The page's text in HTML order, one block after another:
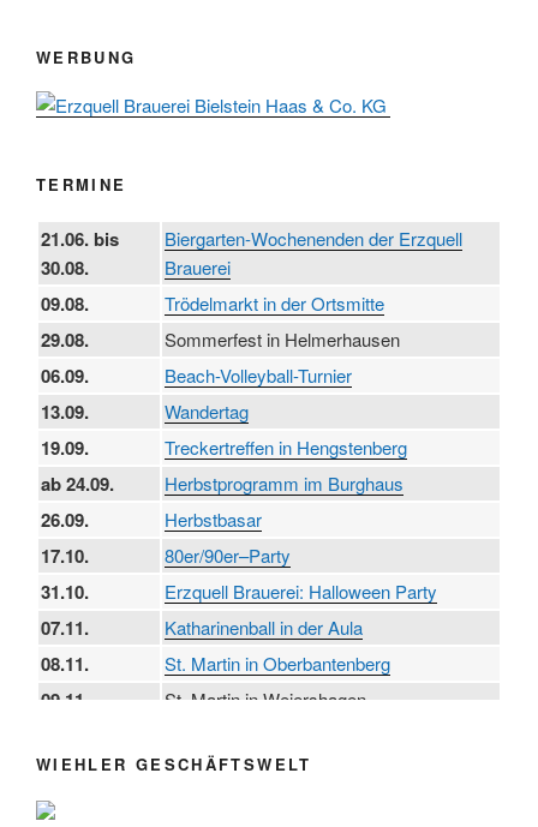
WERBUNG
TERMINE
21.06. bis
30.08.
Biergarten-Wochenenden der Erzquell
Brauerei
09.08. Trödelmarkt in der Ortsmitte
29.08. Sommerfest in Helmerhausen
06.09. Beach-Volleyball-Turnier
13.09. Wandertag
19.09. Treckertreffen in Hengstenberg
ab 24.09. Herbstprogramm im Burghaus
26.09. Herbstbasar
17.10. 80er/90er–Party
31.10. Erzquell Brauerei: Halloween Party
07.11. Katharinenball in der Aula
08.11. St. Martin in Oberbantenberg
09.11. St. Martin in Weiershagen
11.11. „DÜX“ im Burghaus
14.11.
WIEHLER GESCHÄFTSWELT